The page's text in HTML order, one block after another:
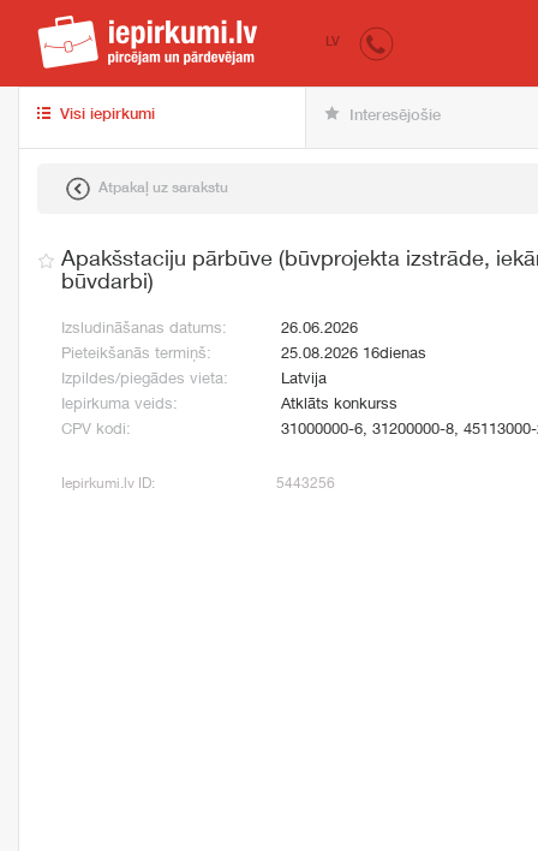
iepirkumi.lv
LV
Visi iepirkumi Interesējošie
Atpakaļ uz sarakstu
Apakšstaciju pārbūve (būvprojekta izstrāde,
būvdarbi)
Izsludināšanas datums:
26.06.2026
Pieteikšanās termiņš:
25.08.2026 16dienas
Izpildes/piegādes vieta:
Latvija
Iepirkuma veids:
Atklāts konkurss
CPV kodi:
31000000-6, 31200000-8,
Iepirkumi.lv ID: 5443256